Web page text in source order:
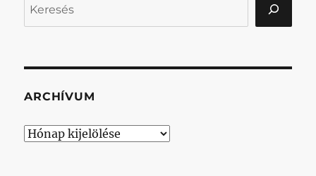
ARCHÍVUM
Archívum